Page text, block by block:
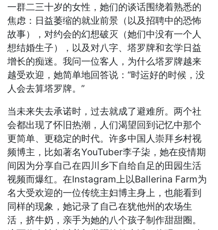
一群二三十岁的女性，她们的谈话围绕着熟悉的
焦虑：日益萎缩的就业前景（以及招聘中的恐怖
故事），对约会的幻想破灭（她们中没有一个人
想结婚生子），以及对八字、塔罗牌和玄学日益
增长的痴迷。我问一位客人，为什么塔罗牌越来
越受欢迎，她简单地回答说：“时运好的时候，没
人会去算塔罗牌。”
当未来失去承诺时，过去就成了避难所。两个社
会都出现了怀旧热潮，人们渴望回到记忆中那个
更简单、更稳定的时代。许多中国人崇拜乡村视
频博主，比如著名YouTuber李子柒，她在疫情期
间因为分享自己在四川乡下自给自足的田园生活
视频而爆红。在Instagram上以Ballerina Farm为
名大受欢迎的一位传统主妇博主身上，也能看到
同样的现象，她记录了自己在犹他州的农场生
活，挤牛奶，亲手为她的八个孩子制作甜甜圈。